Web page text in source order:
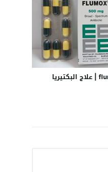
فلوموكس flumox | علاج البكتيريا